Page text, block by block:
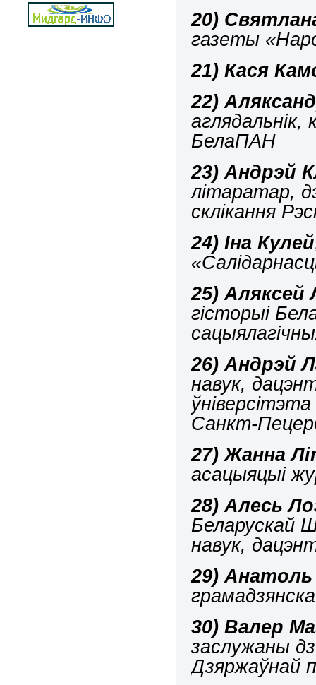
20)
газеты
21) Кася
22)
аглядальнік,
БелаПАН
23) Андрэй
літаратар,
склікання
24) Іна Кулей
25) Аляксей
гісторыі
26) Андрэй
навук,
Санкт-
27) Жанна
асацыяцыі
28) Алесь
Беларускай
навук,
29) Анатоль
30) Валер
заслужаны
Дзяржаўнай